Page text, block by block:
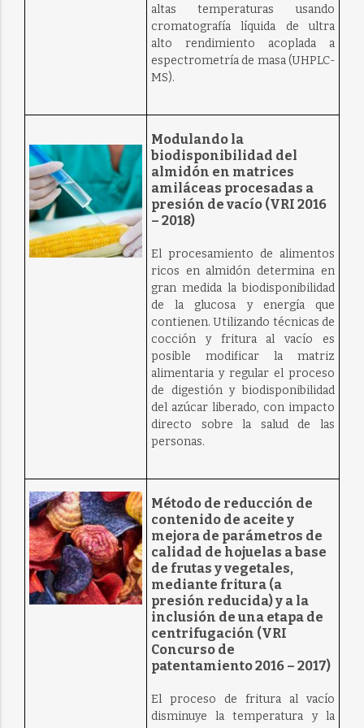
altas temperaturas usando
cromatografía líquida de ultra
alto rendimiento acoplada a
espectrometría de masa (UHPLC-
MS).
Modulando la
biodisponibilidad del
almidón en matrices
amiláceas procesadas a
presión de vacío (VRI 2016
– 2018)
El procesamiento de alimentos
ricos en almidón determina en
gran medida la biodisponibilidad
de la glucosa y energía que
contienen. Utilizando técnicas de
cocción y fritura al vacío es
posible modificar la matriz
alimentaria y regular el proceso
de digestión y biodisponibilidad
del azúcar liberado, con impacto
directo sobre la salud de las
personas.
Método de reducción de
contenido de aceite y
mejora de parámetros de
calidad de hojuelas a base
de frutas y vegetales,
mediante fritura (a
presión reducida) y a la
inclusión de una etapa de
centrifugación (VRI
Concurso de
patentamiento 2016 – 2017)
El proceso de fritura al vacío
disminuye la temperatura y la